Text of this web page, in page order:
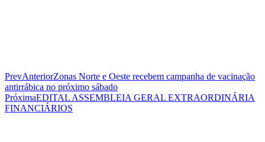
PrevAnteriorZonas Norte e Oeste recebem campanha de vacinação
antirrábica no próximo sábado
PróximaEDITAL ASSEMBLEIA GERAL EXTRAORDINÁRIA
FINANCIÁRIOS